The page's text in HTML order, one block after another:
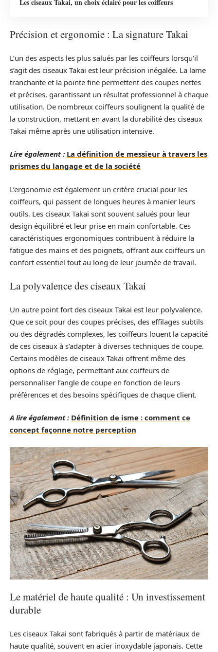
Les ciseaux Takai, un choix éclairé pour les coiffeurs
Précision et ergonomie : La signature Takai
L’un des aspects les plus salués par les coiffeurs lorsqu’il
s’agit des ciseaux Takai est leur précision inégalée. La lame
tranchante et la pointe fine permettent des coupes nettes
et précises, garantissant un résultat professionnel à chaque
utilisation. De nombreux coiffeurs soulignent la qualité de
la construction, mettant en avant la durabilité des ciseaux
Takai même après une utilisation intensive.
Lire également : La définition de messieur à travers les
prismes du langage et de la société
L’ergonomie est également un critère crucial pour les
coiffeurs, qui passent de longues heures à manier leurs
outils. Les ciseaux Takai sont souvent salués pour leur
design équilibré et leur prise en main confortable. Ces
caractéristiques ergonomiques contribuent à réduire la
fatigue des mains et des poignets, offrant aux coiffeurs un
confort essentiel tout au long de leur journée de travail.
La polyvalence des ciseaux Takai
Un autre point fort des ciseaux Takai est leur polyvalence.
Que ce soit pour des coupes précises, des effilages subtils
ou des dégradés complexes, les coiffeurs louent la capacité
de ces ciseaux à s’adapter à diverses techniques de coupe.
Certains modèles de ciseaux Takai offrent même des
options de réglage, permettant aux coiffeurs de
personnaliser l’angle de coupe en fonction de leurs
préférences et des besoins spécifiques de chaque client.
A lire également : Définition de isme : comment ce
concept façonne notre perception
Le matériel de haute qualité : Un investissement
durable
Les ciseaux Takai sont fabriqués à partir de matériaux de
haute qualité, souvent en acier inoxydable japonais. Cette